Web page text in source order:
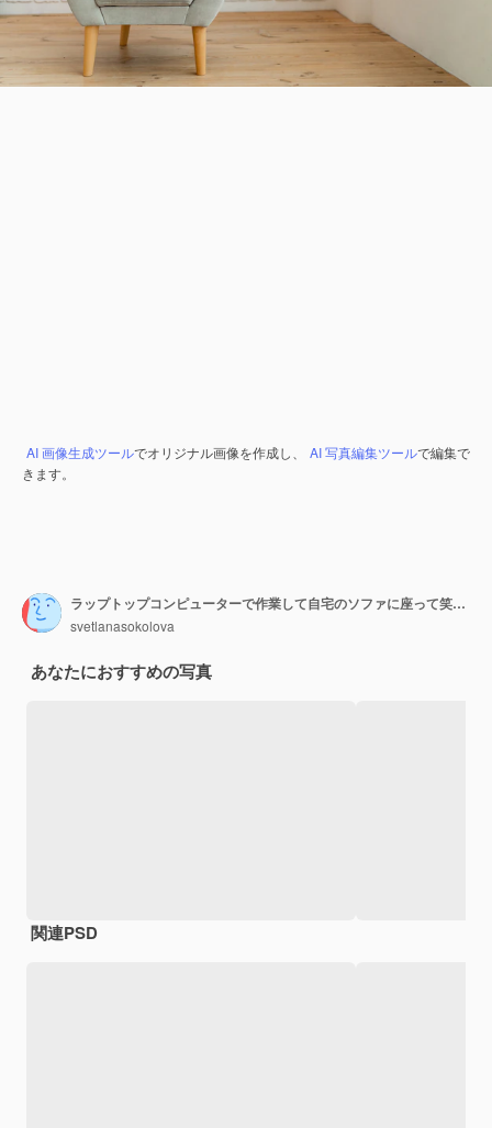
AI 画像生成ツールでオリジナル画像を作成し、 AI 写真編集ツールで編集で
きます。
ラップトップコンピューターで作業して自宅のソファに座って笑顔の実業家
svetlanasokolova
あなたにおすすめの写真
関連PSD